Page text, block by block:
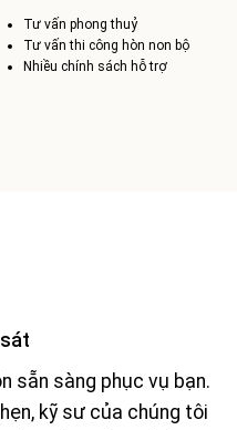
Tư vấn phong thuỷ
Tư vấn thi công hòn non bộ
Nhiều chính sách hỗ trợ
sẵn sàng phục vụ bạn.
kỹ sư của chúng tôi